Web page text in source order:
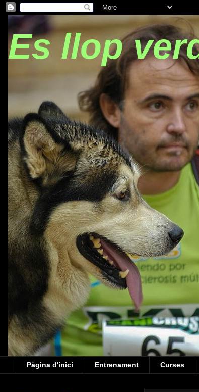
Es llop
Pàgina d'inici Entrenament Curses